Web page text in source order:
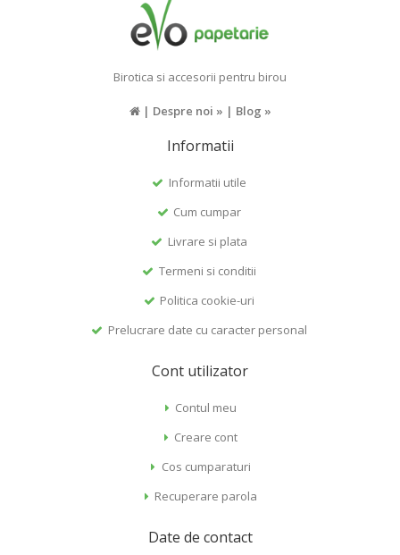
Birotica si accesorii pentru birou
| Despre noi » | Blog »
Informatii
Informatii utile
Cum cumpar
Livrare si plata
Termeni si conditii
Politica cookie-uri
Prelucrare date cu caracter personal
Cont utilizator
Contul meu
Creare cont
Cos cumparaturi
Recuperare parola
Date de contact